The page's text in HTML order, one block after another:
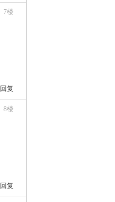
7楼
回复
8楼
回复